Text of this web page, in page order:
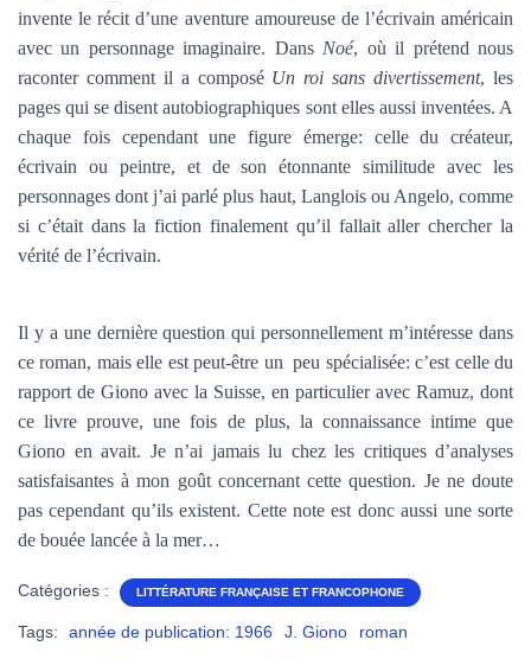
invente le récit d’une aventure amoureuse de l’écrivain américain
avec un personnage imaginaire. Dans Noé, où il prétend nous
raconter comment il a composé Un roi sans divertissement, les
pages qui se disent autobiographiques sont elles aussi inventées. A
chaque fois cependant une figure émerge: celle du créateur,
écrivain ou peintre, et de son étonnante similitude avec les
personnages dont j’ai parlé plus haut, Langlois ou Angelo, comme
si c’était dans la fiction finalement qu’il fallait aller chercher la
vérité de l’écrivain.
Il y a une dernière question qui personnellement m’intéresse dans
ce roman, mais elle est peut-être un peu spécialisée: c’est celle du
rapport de Giono avec la Suisse, en particulier avec Ramuz, dont
ce livre prouve, une fois de plus, la connaissance intime que
Giono en avait. Je n’ai jamais lu chez les critiques d’analyses
satisfaisantes à mon goût concernant cette question. Je ne doute
pas cependant qu’ils existent. Cette note est donc aussi une sorte
de bouée lancée à la mer…
Catégories : LITTÉRATURE FRANÇAISE ET FRANCOPHONE
Tags: année de publication: 1966 J. Giono
roman